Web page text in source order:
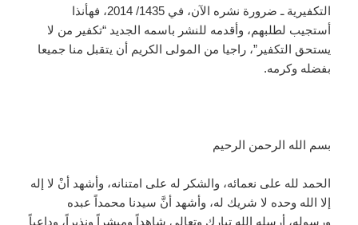
التكفيرية ـ ضرورة نشره الآن، في 1435/ 2014، فهأنذا
أستجيب لطلبهم، وأقدمه للنشر باسمه الجديد “تكفير من لا
يستحق التكفير”، راجيا من المولى الكريم أن يتقبل منا جميعا
بفضله وكرمه.
بسم الله الرحمن الرحيم
الحمد لله على نعمائه، والشكر له على امتنانه، وأشهد أنْ لا إله
إلا الله وحده لا شريك له، وأشهد أنَّ سيدنا محمداً عبده
ورسوله، أرسله الله تبارك وتعالى شاهداً ومبشراً ونذيراً، وداعياً